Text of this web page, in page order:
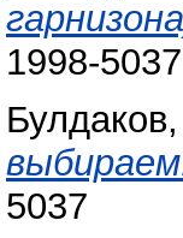
1998-5037
5037